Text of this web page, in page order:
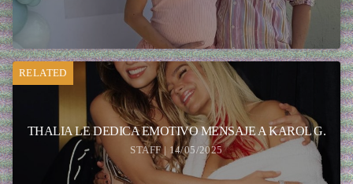
RELATED
THALIA LE DEDICA EMOTIVO MENSAJE A KAROL G.
STAFF | 14/05/2025